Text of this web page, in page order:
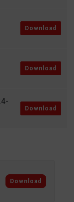
Download
Download
Download
Download